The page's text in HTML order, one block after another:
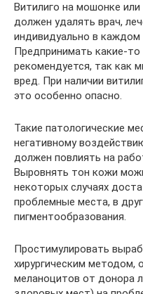
Витилиго на мошонке
должен удалять врач,
индивидуально в каждом
Предпринимать какие-
рекомендуется, так как
вред. При наличии
это особенно опасно.
Такие патологические
негативному
должен повлиять на
Выровнять тон кожи
некоторых случаях
проблемные места, в
пигментообразования.
Простимулировать
хирургическим методом,
меланоцитов от донора